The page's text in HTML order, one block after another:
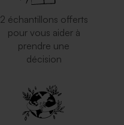
2 échantillons offerts
pour vous aider à
prendre une
décision